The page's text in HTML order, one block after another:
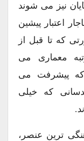
نیز می شوند
اعتبار پیشین
که تا قبل از
معماری می
که پیشرفت می
که خیلی
ترین عنصر،